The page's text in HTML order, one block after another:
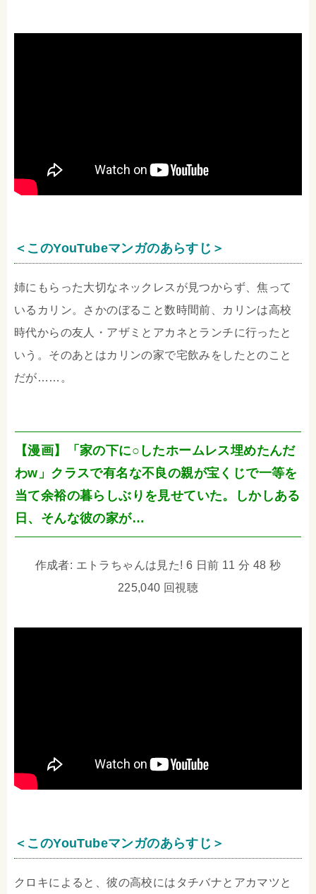
＜このYouTubeマンガのあらすじ＞
姉にもらった大切なネックレスが見つからず、焦って
いるカリン。さかのぼること数時間前、カリンは高校
時代からの友人・アザミとアカネとランチに行ったと
いう。そのあとはカリンの家で宅飲みをしたとのこと
だが……。
【漫画】「家の下に○したホームレス埋めたんだ
わw」クラスで有名な不良の親が宝くじで一等を
当て余裕の暮らしぶりを見せていた。しかしある
日、そんな彼の家が…
作成者: エトラちゃんは見た! 6 日前 11 分 48 秒
225,040 回視聴
＜このYouTubeマンガのあらすじ＞
クロキによると、彼の高校にはタチバナとアカマツと